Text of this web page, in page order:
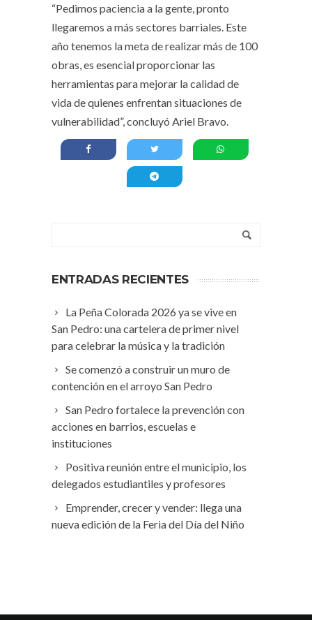
“Pedimos paciencia a la gente, pronto
llegaremos a más sectores barriales. Este
año tenemos la meta de realizar más de 100
obras, es esencial proporcionar las
herramientas para mejorar la calidad de
vida de quienes enfrentan situaciones de
vulnerabilidad”, concluyó Ariel Bravo.
ENTRADAS RECIENTES
La Peña Colorada 2026 ya se vive en
San Pedro: una cartelera de primer nivel
para celebrar la música y la tradición
Se comenzó a construir un muro de
contención en el arroyo San Pedro
San Pedro fortalece la prevención con
acciones en barrios, escuelas e
instituciones
Positiva reunión entre el municipio, los
delegados estudiantiles y profesores
Emprender, crecer y vender: llega una
nueva edición de la Feria del Día del Niño